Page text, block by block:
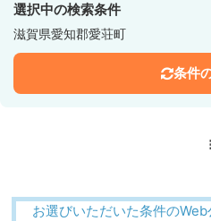
選択中の検索条件
滋賀県愛知郡愛荘町
条件
お選びいただいた条件の